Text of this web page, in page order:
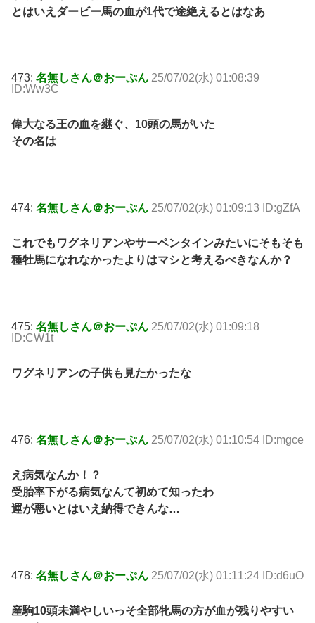
とはいえダービー馬の血が1代で途絶えるとはなあ
473: 名無しさん＠おーぷん 25/07/02(水) 01:08:39
ID:Ww3C
偉大なる王の血を継ぐ、10頭の馬がいた
その名は
474: 名無しさん＠おーぷん 25/07/02(水) 01:09:13 ID:gZfA
これでもワグネリアンやサーペンタインみたいにそもそも
種牡馬になれなかったよりはマシと考えるべきなんか？
475: 名無しさん＠おーぷん 25/07/02(水) 01:09:18
ID:CW1t
ワグネリアンの子供も見たかったな
476: 名無しさん＠おーぷん 25/07/02(水) 01:10:54 ID:mgce
え病気なんか！？
受胎率下がる病気なんて初めて知ったわ
運が悪いとはいえ納得できんな…
478: 名無しさん＠おーぷん 25/07/02(水) 01:11:24 ID:d6uO
産駒10頭未満やしいっそ全部牝馬の方が血が残りやすい